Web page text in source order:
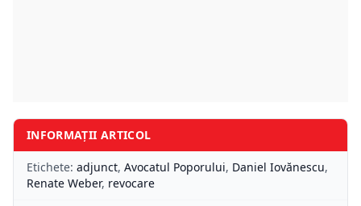
INFORMAȚII ARTICOL
Etichete: adjunct, Avocatul Poporului, Daniel Iovănescu,
Renate Weber, revocare